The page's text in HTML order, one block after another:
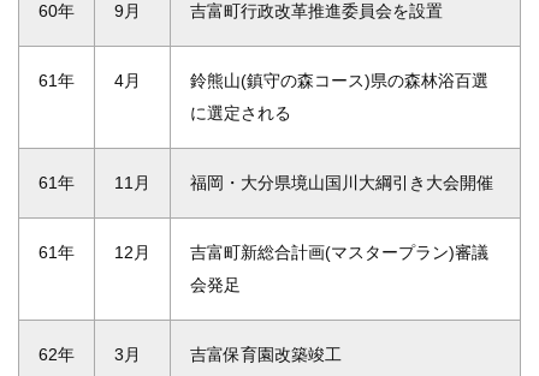
60年 9月 吉富町行政改革推進委員会を設置
61年 4月
鈴熊山(鎮守の森コース)県の森林浴百選
に選定される
61年 11月 福岡・大分県境山国川大綱引き大会開催
61年 12月
吉富町新総合計画(マスタープラン)審議
会発足
62年 3月
吉富保育園改築竣工